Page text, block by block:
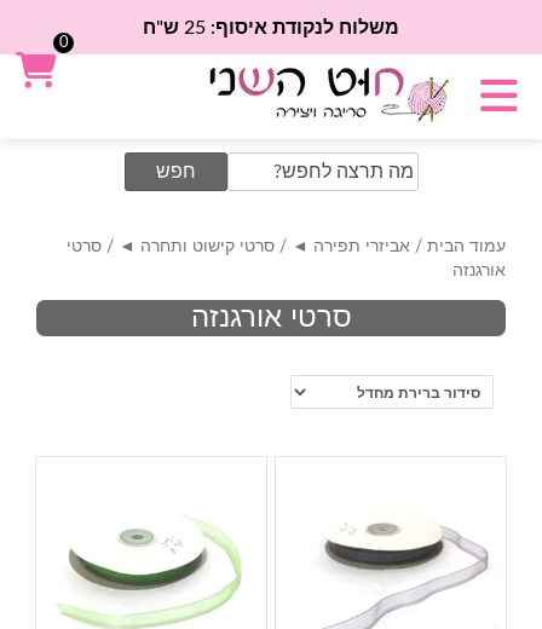
משלוח לנקודת איסוף: 25 ש"ח
Search
for:
עמוד הבית / אביזרי תפירה ◄ / סרטי קישוט ותחרה ◄ / סרטי
אורגנזה
סרטי אורגנזה
0